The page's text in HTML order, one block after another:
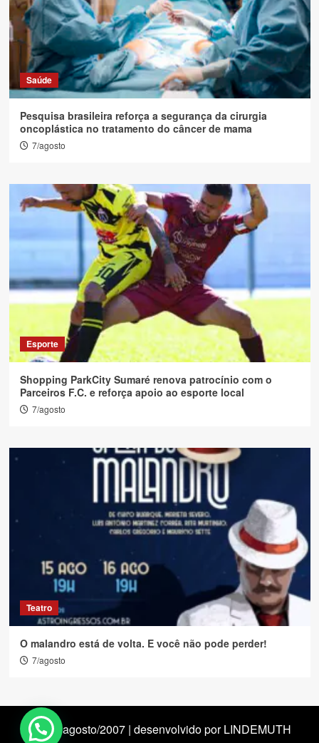
Saúde
Pesquisa brasileira reforça a segurança da cirurgia
oncoplástica no tratamento do câncer de mama
7/agosto
Esporte
Shopping ParkCity Sumaré renova patrocínio com o
Parceiros F.C. e reforça apoio ao esporte local
7/agosto
Teatro
O malandro está de volta. E você não pode perder!
7/agosto
desde agosto/2007 | desenvolvido por LINDEMUTH